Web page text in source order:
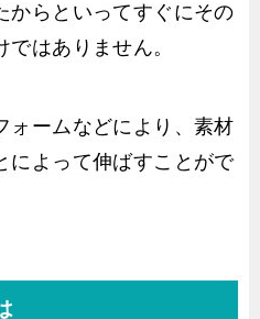
からといってすぐにその
はありません。
ォームなどにより、素材
によって伸ばすことがで